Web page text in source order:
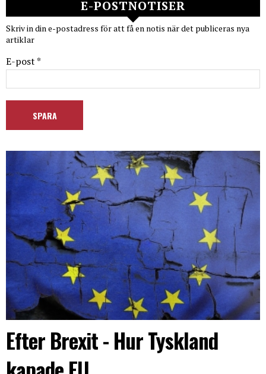
E-POSTNOTISER
Skriv in din e-postadress för att få en notis när det publiceras nya
artiklar
E-post *
Efter Brexit - Hur Tyskland